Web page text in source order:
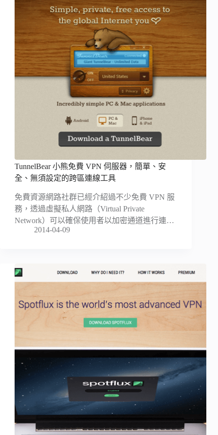
TunnelBear 小熊免費 VPN 伺服器，簡單、安
全、無須設定的跨區連線工具
免費資源網路社群已經介紹過不少免費 VPN 服
務，透過虛擬私人網路（Virtual Private
Network）可以確保使用者以加密通道進行連…
2014-04-09